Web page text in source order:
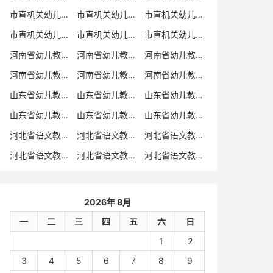
市直机关幼儿教师招聘
市直机关幼儿教师考试
市直机关幼儿教师招聘考试真题
市直机关幼儿教师招聘考试真题卷
市直机关幼儿教师编制考试真题卷
市直机关幼儿教师编制考试真题
河南省幼儿教师招聘
河南省幼儿教师考试
河南省幼儿教师招聘考试真题
河南省幼儿教师招聘考试真题卷
河南省幼儿教师编制考试真题
河南省幼儿教师编制考试真题卷
山东省幼儿教师招聘
山东省幼儿教师考试
山东省幼儿教师招聘考试真题
山东省幼儿教师招聘考试真题卷
山东省幼儿教师编制考试真题
山东省幼儿教师编制考试真题卷
河北省语文教师招聘
河北省语文教师招聘考试真题
河北省语文教师招聘考试真题卷
河北省语文教师编制考试真题
河北省语文教师编制考试真题卷 河北省语文教师考试
2026年 8月
一
二 三 四 五 六
日
1
2
3
4 5 6 7 8
9